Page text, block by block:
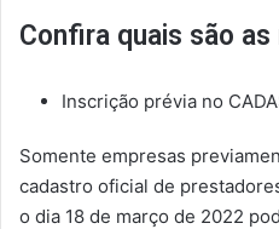
Confira quais são
Inscrição prévia no
Somente empresas
cadastro oficial de
o dia 18 de março de 2022